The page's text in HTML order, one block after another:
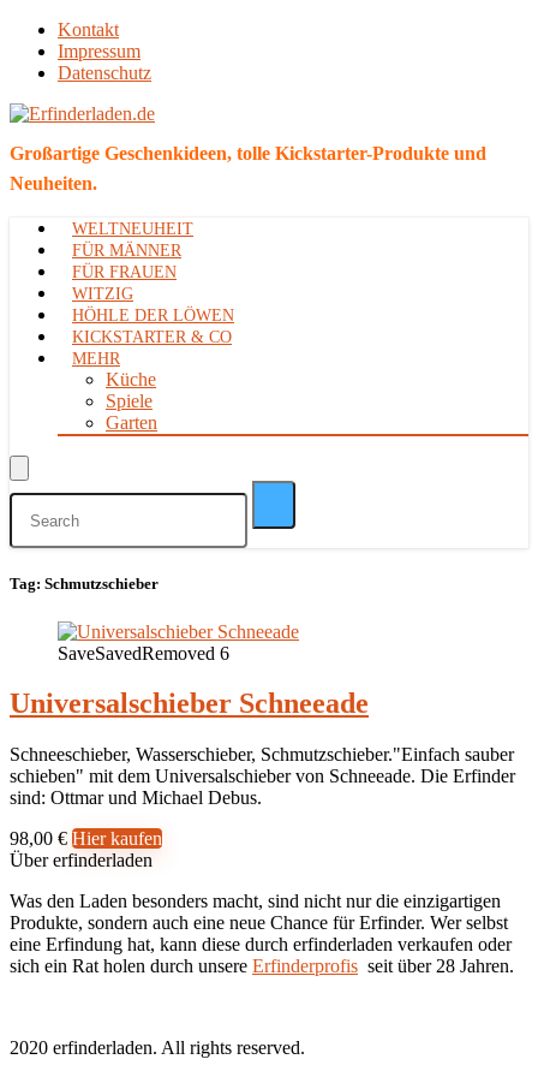
Kontakt
Impressum
Datenschutz
Großartige Geschenkideen, tolle Kickstarter-Produkte und
Neuheiten.
WELTNEUHEIT
FÜR MÄNNER
FÜR FRAUEN
WITZIG
HÖHLE DER LÖWEN
KICKSTARTER & CO
MEHR
Küche
Spiele
Garten
Tag: Schmutzschieber
SaveSavedRemoved 6
Universalschieber Schneeade
Schneeschieber, Wasserschieber, Schmutzschieber."Einfach sauber
schieben" mit dem Universalschieber von Schneeade. Die Erfinder
sind: Ottmar und Michael Debus.
98,00 € Hier kaufen
Über erfinderladen
Was den Laden besonders macht, sind nicht nur die einzigartigen
Produkte, sondern auch eine neue Chance für Erfinder. Wer selbst
eine Erfindung hat, kann diese durch erfinderladen verkaufen oder
sich ein Rat holen durch unsere Erfinderprofis seit über 28 Jahren.
2020 erfinderladen. All rights reserved.